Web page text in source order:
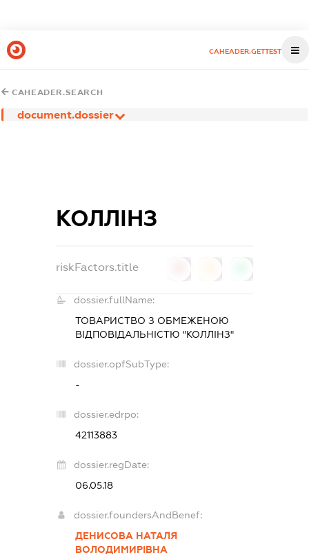
CAHEADER.GETTEST
CAHEADER.SEARCH
document.dossier
КОЛЛІНЗ
riskFactors.title
dossier.fullName:
ТОВАРИСТВО З ОБМЕЖЕНОЮ
ВІДПОВІДАЛЬНІСТЮ "КОЛЛІНЗ"
dossier.opfSubType:
-
dossier.edrpo:
42113883
dossier.regDate:
06.05.18
dossier.foundersAndBenef:
ДЕНИСОВА НАТАЛЯ
ВОЛОДИМИРІВНА